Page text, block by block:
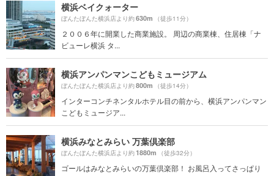
横浜ベイクォーター
ぼんたぼんた横浜店より約630m （徒歩11分）
２００６年に開業した商業施設。 周辺の商業棟、住居棟「ナ
ビューレ横浜 タ...
横浜アンパンマンこどもミュージアム
ぼんたぼんた横浜店より約800m （徒歩14分）
インターコンチネンタルホテル目の前から、横浜アンパンマン
こどもミュージア...
横浜みなとみらい 万葉倶楽部
ぼんたぼんた横浜店より約1880m （徒歩32分）
ゴールはみなとみらいの万葉倶楽部！ お風呂入ってさっぱり